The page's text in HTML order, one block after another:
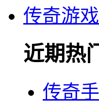
传奇游
近期热门
传奇